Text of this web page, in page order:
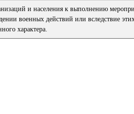
и населения к выполнению
военных действий или вследствие
характера.